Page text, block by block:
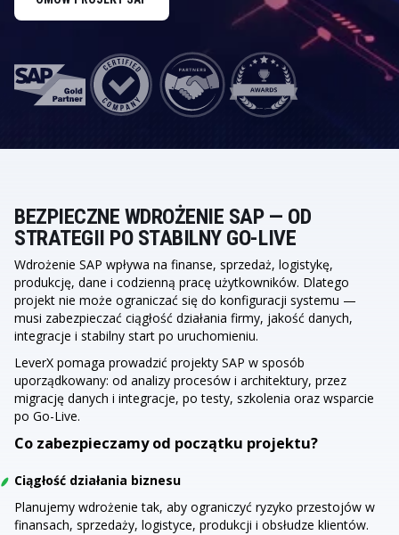
BEZPIECZNE WDROŻENIE SAP — OD
STRATEGII PO STABILNY GO-LIVE
Wdrożenie SAP wpływa na finanse, sprzedaż, logistykę,
produkcję, dane i codzienną pracę użytkowników. Dlatego
projekt nie może ograniczać się do konfiguracji systemu —
musi zabezpieczać ciągłość działania firmy, jakość danych,
integracje i stabilny start po uruchomieniu.
LeverX pomaga prowadzić projekty SAP w sposób
uporządkowany: od analizy procesów i architektury, przez
migrację danych i integracje, po testy, szkolenia oraz wsparcie
po Go-Live.
Co zabezpieczamy od początku projektu?
Ciągłość działania biznesu
Planujemy wdrożenie tak, aby ograniczyć ryzyko przestojów w
finansach, sprzedaży, logistyce, produkcji i obsłudze klientów.